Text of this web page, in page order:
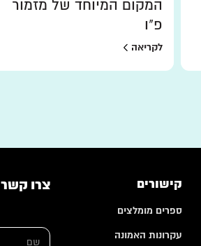
המקום המיוחד של מזמור
פ"ו
לקריאה
קישורים
ספרים מומלצים
עקרונות האמונה
צרו קשר
ש